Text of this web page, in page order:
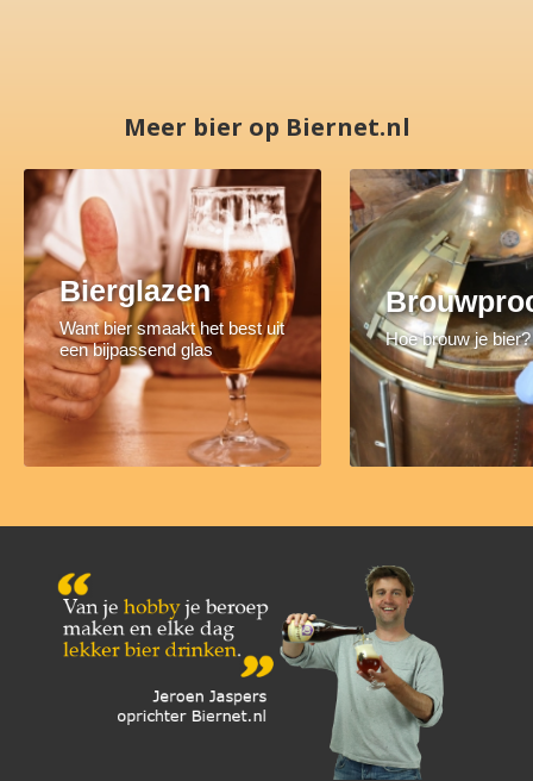
Meer bier op Biernet.nl
Bierglazen
Want bier smaakt het best uit
een bijpassend glas
Hoe brouw je bier?